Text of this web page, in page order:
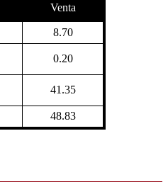
Venta
8.70
0.20
41.35
48.83